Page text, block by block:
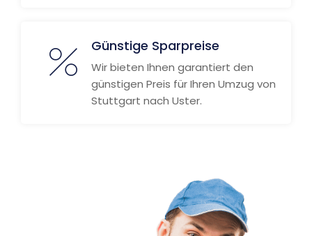
Günstige Sparpreise
Wir bieten Ihnen garantiert den
günstigen Preis für Ihren Umzug von
Stuttgart nach Uster.